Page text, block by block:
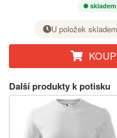
skladem
U položek
Další produkty k potisku